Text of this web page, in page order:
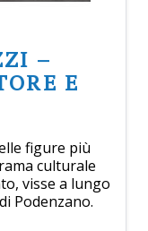
–
E
figure più
culturale
visse a lungo
Podenzano.